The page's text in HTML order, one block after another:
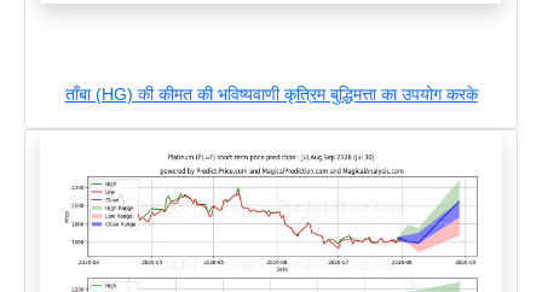
ताँबा (HG) की कीमत की भविष्यवाणी कृत्रिम बुद्धिमत्ता का उपयोग करके